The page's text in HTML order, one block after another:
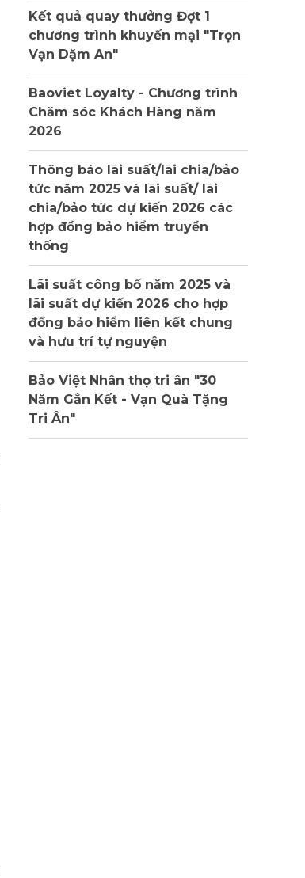
Kết quả quay thưởng Đợt 1
chương trình khuyến mại "Trọn
Vạn Dặm An"
Baoviet Loyalty - Chương trình
Chăm sóc Khách Hàng năm
2026
Thông báo lãi suất/lãi chia/bảo
tức năm 2025 và lãi suất/ lãi
chia/bảo tức dự kiến 2026 các
hợp đồng bảo hiểm truyền
thống
Lãi suất công bố năm 2025 và
lãi suất dự kiến 2026 cho hợp
đồng bảo hiểm liên kết chung
và hưu trí tự nguyện
Bảo Việt Nhân thọ tri ân "30
Năm Gắn Kết - Vạn Quà Tặng
Tri Ân"